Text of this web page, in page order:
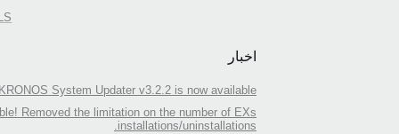
اخبار
System Updater v3.2.2 is now available!
Removed the limitation on the number of EXs
installations/uninstallations.